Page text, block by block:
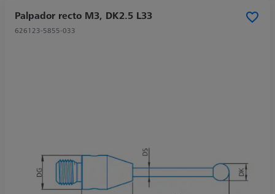
Palpador recto M3, DK2.5 L33
626123-5855-033